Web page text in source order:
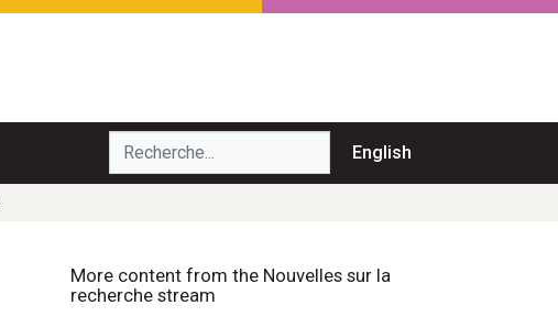
Recherche... English
More content from the Nouvelles sur la
recherche stream